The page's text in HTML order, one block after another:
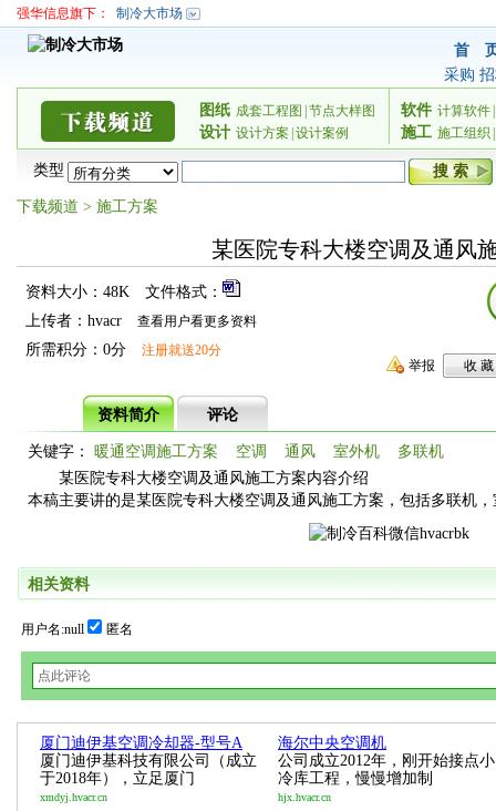
强华信息旗下： 制冷大市场
首
采购
图纸 成套工程图 节点大样图
设计 设计方案 设计案例
软件 计算软件
施工 施工组织
类型
下载频道 > 施工方案
某医院专科大楼空调及通风
资料大小：48K
文件格式：
上传者：hvacr
查看用户看更多资料
所需积分：0分
注册就送20分
举报
资料简介 评论
关键字： 暖通空调施工方案 空调 通风 室外机
多联机
某医院专科大楼空调及通风施工方案内容介绍
本稿主要讲的是某医院专科大楼空调及通风施工方案，包括多联机
相关资料
用户名:null 匿名
厦门迪伊基空调冷却器-型号A
厦门迪伊基科技有限公司（成立
于2018年），立足厦门
xmdyj.hvacr.cn
海尔中央空调机
公司成立2012年，刚开始接点小
冷库工程，慢慢增加制
hjx.hvacr.cn